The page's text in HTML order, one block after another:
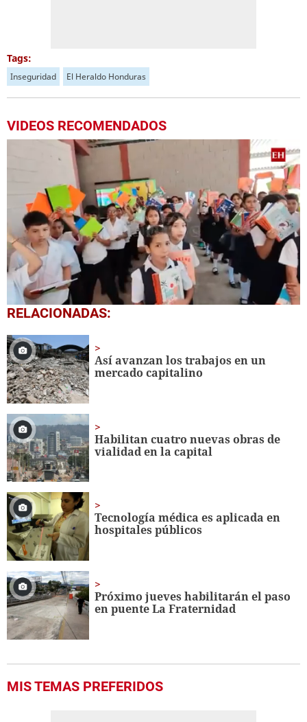
Tags:
Inseguridad El Heraldo Honduras
VIDEOS RECOMENDADOS
0
of
minute,
56
seconds
RELACIONADAS:
Así avanzan los trabajos en un
mercado capitalino
Habilitan cuatro nuevas obras de
vialidad en la capital
Tecnología médica es aplicada en
hospitales públicos
Próximo jueves habilitarán el paso
en puente La Fraternidad
MIS TEMAS PREFERIDOS